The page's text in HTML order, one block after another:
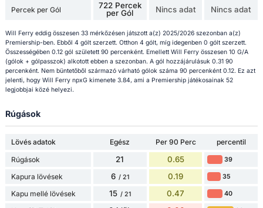
Percek per Gól
722 Percek
per Gól
Nincs adat Nincs adat
Will Ferry eddig összesen 33 mérkőzésen játszott a(z) 2025/2026 szezonban a(z)
Premiership-ben. Ebből 4 gólt szerzett. Otthon 4 gólt, míg idegenben 0 gólt szerzett.
Összességében 0.12 gól született 90 percenként. Emellett Will Ferry összesen 10 G/A
(gólok + gólpasszok) alkotott ebben a szezonban. A gól hozzájárulásuk 0.31 90
percenként. Nem büntetőből származó várható gólok száma 90 percenként 0.12. Ez azt
jelenti, hogy Will Ferry npxG kimenete 3.84, ami a Premiership játékosainak 52
legjobbjai közé helyezi.
Rúgások
Lövés adatok Egész Per 90 Perc
percentil
Rúgások
21 0.65 39
Kapura lövések 6 / 21 0.19 35
Kapu mellé lövések 15 / 21 0.47 40